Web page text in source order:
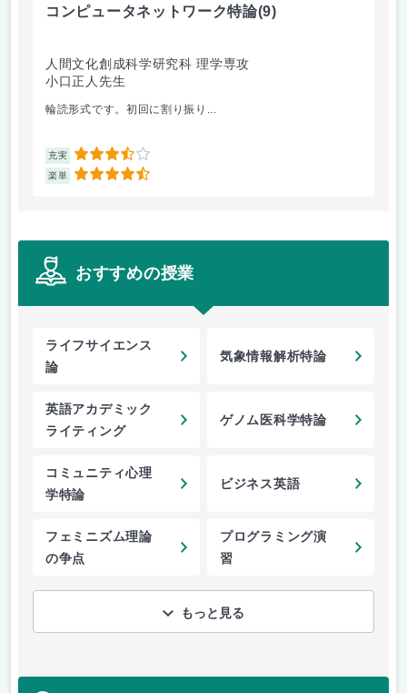
コンピュータネットワーク特論(9)
人間文化創成科学研究科 理学専攻
小口正人先生
輪読形式です。初回に割り振り...
充実 3.5
楽単 4.5
おすすめの授業
ライフサイエンス
論
気象情報解析特論
英語アカデミック
ライティング
ゲノム医科学特論
コミュニティ心理
学特論
ビジネス英語
フェミニズム理論
の争点
プログラミング演
習
もっと見る